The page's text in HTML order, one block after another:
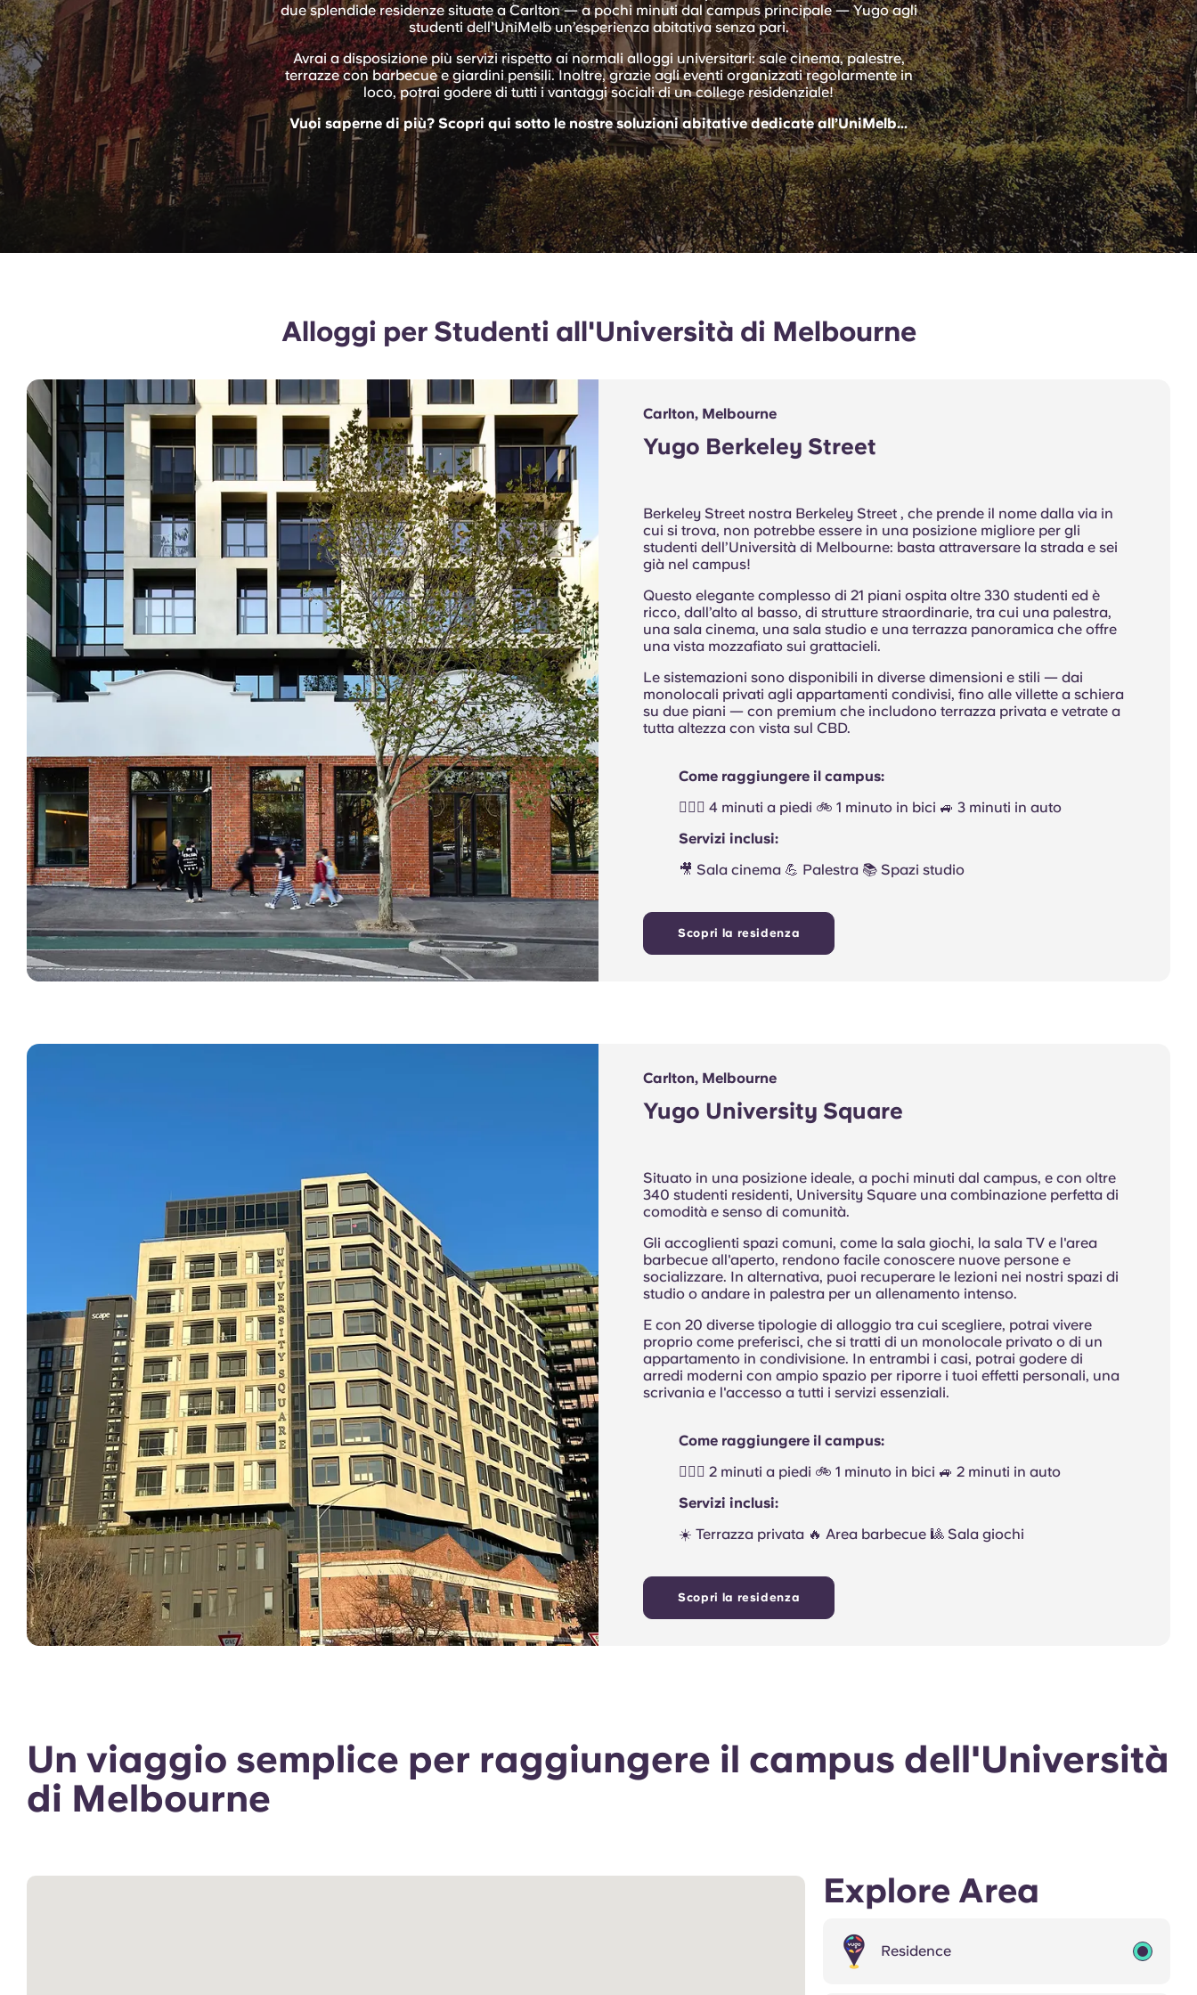
due splendide residenze situate a Carlton — a pochi minuti dal campus principale — Yugo agli
studenti dell’UniMelb un’esperienza abitativa senza pari.
Avrai a disposizione più servizi rispetto ai normali alloggi universitari: sale cinema, palestre,
terrazze con barbecue e giardini pensili. Inoltre, grazie agli eventi organizzati regolarmente in
loco, potrai godere di tutti i vantaggi sociali di un college residenziale!
Vuoi saperne di più? Scopri qui sotto le nostre soluzioni abitative dedicate all’UniMelb...
Alloggi per Studenti all'Università di Melbourne
Carlton, Melbourne
Yugo Berkeley Street
Berkeley Street nostra Berkeley Street , che prende il nome dalla via in
cui si trova, non potrebbe essere in una posizione migliore per gli
studenti dell’Università di Melbourne: basta attraversare la strada e sei
già nel campus!
Questo elegante complesso di 21 piani ospita oltre 330 studenti ed è
ricco, dall’alto al basso, di strutture straordinarie, tra cui una palestra,
una sala cinema, una sala studio e una terrazza panoramica che offre
una vista mozzafiato sui grattacieli.
Le sistemazioni sono disponibili in diverse dimensioni e stili — dai
monolocali privati agli appartamenti condivisi, fino alle villette a schiera
su due piani — con premium che includono terrazza privata e vetrate a
tutta altezza con vista sul CBD.
Come raggiungere il campus:
🚶🏻‍♂️ 4 minuti a piedi 🚲 1 minuto in bici 🚙 3 minuti in auto
Servizi inclusi:
🎥 Sala cinema 💪 Palestra 📚 Spazi studio
Scopri la residenza
Carlton, Melbourne
Yugo University Square
Situato in una posizione ideale, a pochi minuti dal campus, e con oltre
340 studenti residenti, University Square una combinazione perfetta di
comodità e senso di comunità.
Gli accoglienti spazi comuni, come la sala giochi, la sala TV e l'area
barbecue all'aperto, rendono facile conoscere nuove persone e
socializzare. In alternativa, puoi recuperare le lezioni nei nostri spazi di
studio o andare in palestra per un allenamento intenso.
E con 20 diverse tipologie di alloggio tra cui scegliere, potrai vivere
proprio come preferisci, che si tratti di un monolocale privato o di un
appartamento in condivisione. In entrambi i casi, potrai godere di
arredi moderni con ampio spazio per riporre i tuoi effetti personali, una
scrivania e l'accesso a tutti i servizi essenziali.
Come raggiungere il campus:
🚶🏻‍♂️ 2 minuti a piedi 🚲 1 minuto in bici 🚙 2 minuti in auto
Servizi inclusi:
☀️ Terrazza privata 🔥 Area barbecue 🎱 Sala giochi
Scopri la residenza
Un viaggio semplice per raggiungere il campus dell'Università
di Melbourne
Explore Area
Residence